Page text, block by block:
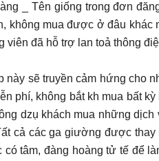
_ Tên giống trong đơn
không mua được ở đâu
viên đã hỗ trợ lan toả thông
này sẽ truyền cảm hứng cho
phí, không bắt kh mua bất
dzụ khách mua những
cả các ga giường được
có tâm, đàng hoàng tử tế để